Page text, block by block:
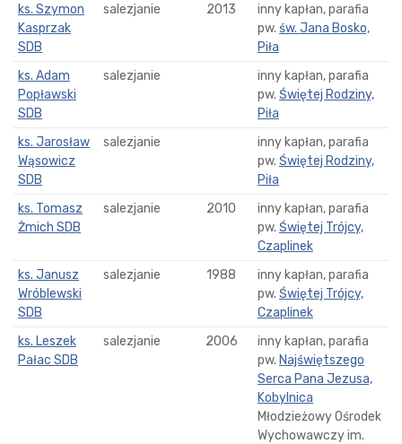
ks. Szymon
Kasprzak
SDB
salezjanie 2013
inny kapłan, parafia
pw. św. Jana Bosko,
Piła
ks. Adam
Popławski
SDB
salezjanie
inny kapłan, parafia
pw. Świętej Rodziny,
Piła
ks. Jarosław
Wąsowicz
SDB
salezjanie
inny kapłan, parafia
pw. Świętej Rodziny,
Piła
ks. Tomasz
Żmich SDB
salezjanie 2010
inny kapłan, parafia
pw. Świętej Trójcy,
Czaplinek
ks. Janusz
Wróblewski
SDB
salezjanie 1988
inny kapłan, parafia
pw. Świętej Trójcy,
Czaplinek
ks. Leszek
Pałac SDB
salezjanie 2006
inny kapłan, parafia
pw. Najświętszego
Serca Pana Jezusa,
Kobylnica
Młodzieżowy Ośrodek
Wychowawczy im.